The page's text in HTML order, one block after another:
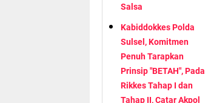
Salsa
Kabiddokkes Polda
Sulsel, Komitmen
Penuh Tarapkan
Prinsip "BETAH", Pada
Rikkes Tahap I dan
Tahap II, Catar Akpol